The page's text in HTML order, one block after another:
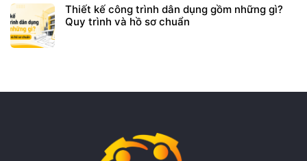
Thiết kế công trình dân dụng gồm những gì?
Quy trình và hồ sơ chuẩn